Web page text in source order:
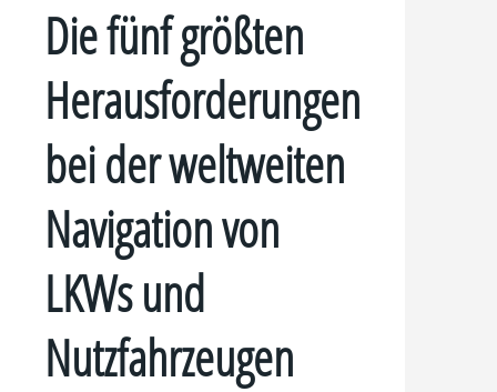
Die fünf größten
Herausforderungen
bei der weltweiten
Navigation von
LKWs und
Nutzfahrzeugen